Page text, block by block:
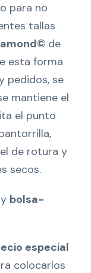
para no
tallas
© de
esta forma
pedidos, se
mantiene el
el punto
de rotura y
secos.
y bolsa-
especial
colocarlos